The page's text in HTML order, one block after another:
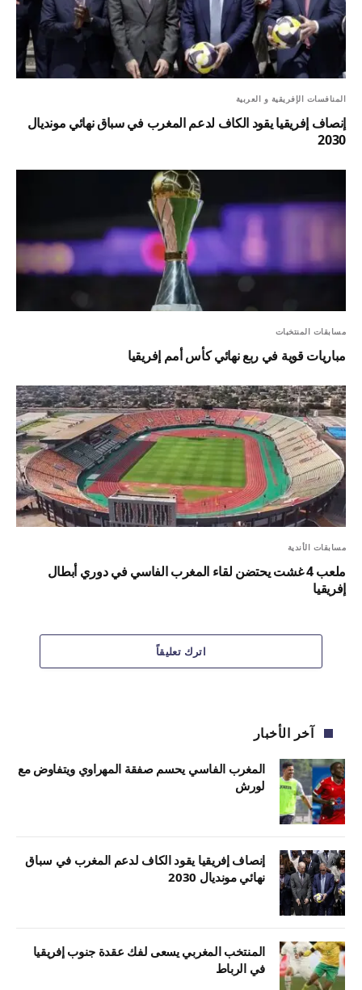
المنافسات الإفريقية و العربية
إنصاف إفريقيا يقود الكاف لدعم المغرب في سباق نهائي مونديال
2030
مسابقات المنتخبات
مباريات قوية في ربع نهائي كأس أمم إفريقيا
مسابقات الأندية
ملعب 4 غشت يحتضن لقاء المغرب الفاسي في دوري أبطال
إفريقيا
اترك تعليقاً
آخر الأخبار
المغرب الفاسي يحسم صفقة المهراوي ويتفاوض مع
لورش
إنصاف إفريقيا يقود الكاف لدعم المغرب في سباق
نهائي مونديال 2030
المنتخب المغربي يسعى لفك عقدة جنوب إفريقيا
في الرباط